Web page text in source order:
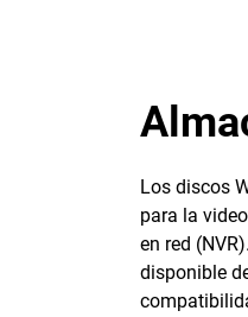
Los discos
para la
en red
disponible